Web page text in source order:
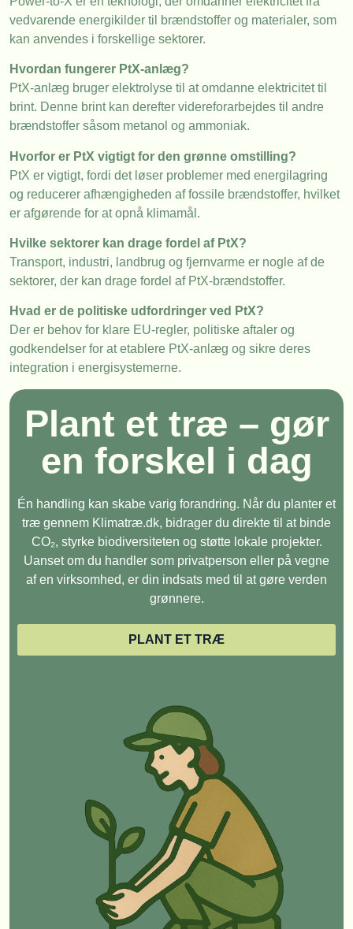
vedvarende energikilder til brændstoffer og materialer, som
kan anvendes i forskellige sektorer.
Hvordan fungerer PtX-anlæg?
PtX-anlæg bruger elektrolyse til at omdanne elektricitet til
brint. Denne brint kan derefter videreforarbejdes til andre
brændstoffer såsom metanol og ammoniak.
Hvorfor er PtX vigtigt for den grønne omstilling?
PtX er vigtigt, fordi det løser problemer med energilagring
og reducerer afhængigheden af fossile brændstoffer, hvilket
er afgørende for at opnå klimamål.
Hvilke sektorer kan drage fordel af PtX?
Transport, industri, landbrug og fjernvarme er nogle af de
sektorer, der kan drage fordel af PtX-brændstoffer.
Hvad er de politiske udfordringer ved PtX?
Der er behov for klare EU-regler, politiske aftaler og
godkendelser for at etablere PtX-anlæg og sikre deres
integration i energisystemerne.
Plant et træ – gør
en forskel i dag
Én handling kan skabe varig forandring. Når du planter et
træ gennem Klimatræ.dk, bidrager du direkte til at binde
CO₂, styrke biodiversiteten og støtte lokale projekter.
Uanset om du handler som privatperson eller på vegne
af en virksomhed, er din indsats med til at gøre verden
grønnere.
PLANT ET TRÆ